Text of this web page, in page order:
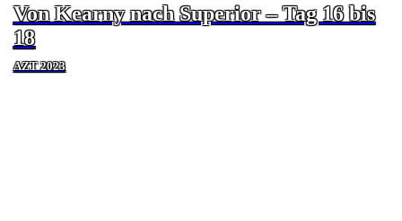
Von Kearny nach Superior – Tag 16 bis
18
AZT 2023